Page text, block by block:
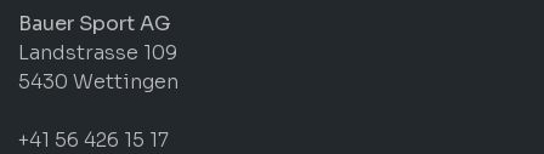
Bauer Sport AG
Landstrasse 109
5430 Wettingen
+41 56 426 15 17